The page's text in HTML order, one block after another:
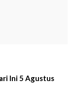
Ini 5 Agustus